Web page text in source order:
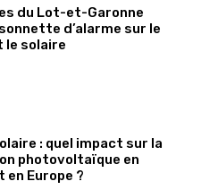
du Lot-et-Garonne
d’alarme sur le
le solaire
: quel impact sur la
photovoltaïque en
en Europe ?